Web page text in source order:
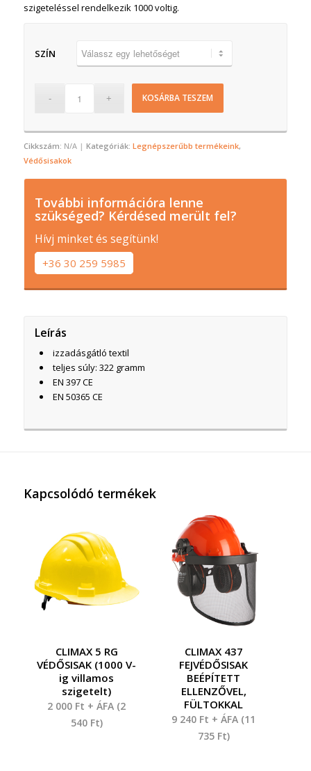
szigeteléssel rendelkezik 1000 voltig.
SZÍN
KOSÁRBA TESZEM
Cikkszám: N/A Kategóriák: Legnépszerűbb termékeink,
Védősisakok
További információra lenne
szükséged? Kérdésed merült fel?
Hívj minket és segítünk!
+36 30 259 5985
Leírás
izzadásgátló textil
teljes súly: 322 gramm
EN 397 CE
EN 50365 CE
Kapcsolódó termékek
CLIMAX 5 RG
VÉDŐSISAK (1000 V-
ig villamos
szigetelt)
2 000 Ft + ÁFA (2
540 Ft)
CLIMAX 437
FEJVÉDŐSISAK
BEÉPÍTETT
ELLENZŐVEL,
FÜLTOKKAL
9 240 Ft + ÁFA (11
735 Ft)